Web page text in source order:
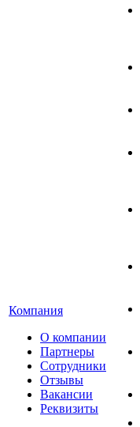
Компания
О компании
Партнеры
Сотрудники
Отзывы
Вакансии
Реквизиты